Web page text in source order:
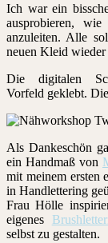
Ich war ein
ausprobieren,
anzuleiten. Alle
neuen Kleid wieder
Die digitalen
Vorfeld geklebt.
Als Dankeschön
ein Handmaß von
mit meinem ersten
in Handlettering
Frau Hölle
eigenes
selbst zu gestalten.